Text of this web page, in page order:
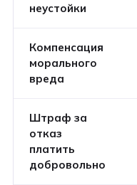
неустойки
Компенсация
морального
вреда
Штраф за
отказ
платить
добровольно